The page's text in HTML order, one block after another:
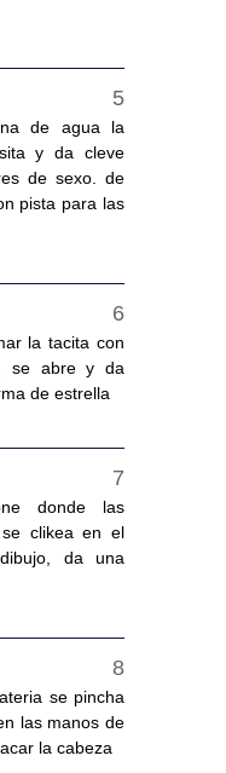
de agua la
y da cleve
de sexo. de
pista para las
la tacita con
se abre y da
de estrella
donde las
clikea en el
da una
se pincha
las manos de
la cabeza